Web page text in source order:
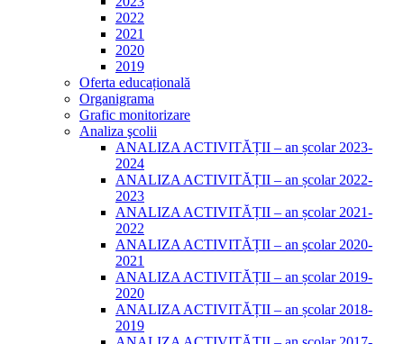
2022
2021
2020
2019
Oferta educațională
Organigrama
Grafic monitorizare
Analiza şcolii
ANALIZA ACTIVITĂȚII – an școlar 2023-
2024
ANALIZA ACTIVITĂȚII – an școlar 2022-
2023
ANALIZA ACTIVITĂȚII – an școlar 2021-
2022
ANALIZA ACTIVITĂȚII – an școlar 2020-
2021
ANALIZA ACTIVITĂȚII – an școlar 2019-
2020
ANALIZA ACTIVITĂȚII – an școlar 2018-
2019